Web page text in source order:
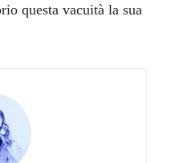
questa vacuità la sua